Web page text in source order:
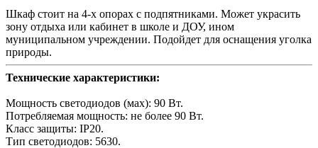
Шкаф стоит на 4-х опорах с подпятниками. Может украсить
зону отдыха или кабинет в школе и ДОУ, ином
муниципальном учреждении. Подойдет для оснащения уголка
природы.
Технические характеристики:
Мощность светодиодов (мах): 90 Вт.
Потребляемая мощность: не более 90 Вт.
Класс защиты: IP20.
Тип светодиодов: 5630.